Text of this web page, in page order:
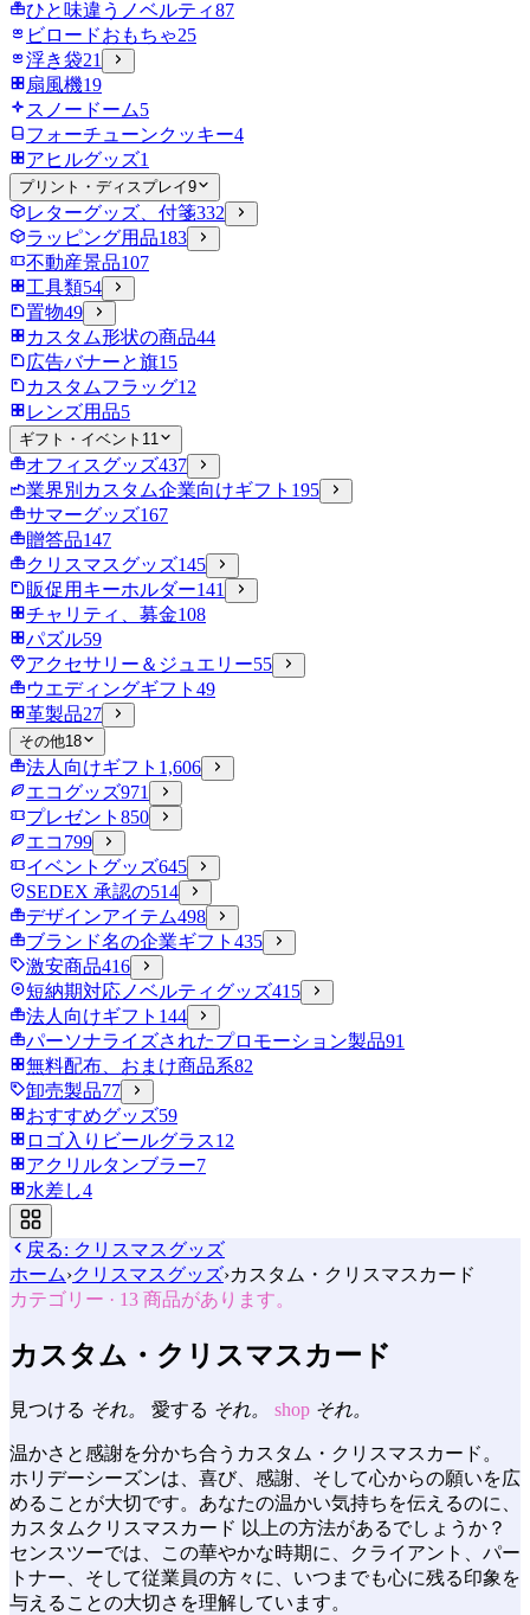
ひと味違うノベルティ87
ビロードおもちゃ25
浮き袋21
扇風機19
スノードーム5
フォーチューンクッキー4
アヒルグッズ1
プリント・ディスプレイ9
レターグッズ、付箋332
ラッピング用品183
不動産景品107
工具類54
置物49
カスタム形状の商品44
広告バナーと旗15
カスタムフラッグ12
レンズ用品5
ギフト・イベント 11
オフィスグッズ437
業界別カスタム企業向けギフト 195
サマーグッズ167
贈答品147
クリスマスグッズ145
販促用キーホルダー141
チャリティ、募金108
パズル59
アクセサリー＆ジュエリー55
ウエディングギフト 49
革製品27
その他18
法人向けギフト 1,606
エコグッズ971
プレゼント 850
エコ 799
イベントグッズ645
SEDEX 承認の514
デザインアイテム498
ブランド名の企業ギフト 435
激安商品416
短納期対応ノベルティグッズ415
法人向けギフト 144
パーソナライズされたプロモーション製品91
無料配布、おまけ商品系82
卸売製品77
おすすめグッズ59
ロゴ入りビールグラス12
アクリルタンブラー7
水差し4
戻る: クリスマスグッズ
ホーム›クリスマスグッズ›カスタム・クリスマスカード
カテゴリー · 13 商品があります。
カスタム・クリスマスカード
見つける それ。 愛する それ。 shop それ。
温かさと感謝を分かち合うカスタム・クリスマスカード。
ホリデーシーズンは、喜び、感謝、そして心からの願いを広
めることが大切です。あなたの温かい気持ちを伝えるのに、
カスタムクリスマスカード 以上の方法があるでしょうか？
センスツーでは、この華やかな時期に、クライアント、パー
トナー、そして従業員の方々に、いつまでも心に残る印象を
与えることの大切さを理解しています。